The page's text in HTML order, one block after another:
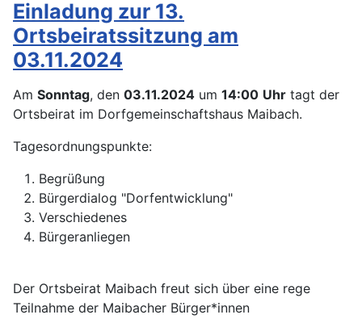
Einladung zur 13.
Ortsbeiratssitzung am
03.11.2024
Am Sonntag, den 03.11.2024 um 14:00 Uhr tagt der
Ortsbeirat im Dorfgemeinschaftshaus Maibach.
Tagesordnungspunkte:
Begrüßung
Bürgerdialog "Dorfentwicklung"
Verschiedenes
Bürgeranliegen
Der Ortsbeirat Maibach freut sich über eine rege
Teilnahme der Maibacher Bürger*innen